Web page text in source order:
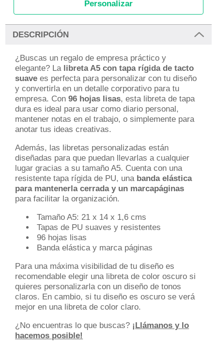
Personalizar
DESCRIPCIÓN
¿Buscas un regalo de empresa práctico y
elegante? Lalibreta A5 con tapa rígida de tacto
suave es perfecta para personalizar con tu diseño
y convertirla en un detalle corporativo para tu
empresa. Con96 hojas lisas, esta libreta de tapa
dura es ideal para usar como diario personal,
mantener notas en el trabajo, o simplemente para
anotar tus ideas creativas.
Además, las libretas personalizadas están
diseñadas para que puedan llevarlas a cualquier
lugar gracias a su tamaño A5. Cuenta con una
resistente tapa rígida de PU, unabanda elástica
para mantenerla cerrada y un marcapáginas
para facilitar la organización.
Tamaño A5: 21 x 14 x 1,6 cms
Tapas de PU suaves y resistentes
96 hojas lisas
Banda elástica y marca páginas
Para una máxima visibilidad de tu diseño es
recomendable elegir una libreta de color oscuro si
quieres personalizarla con un diseño de tonos
claros. En cambio, si tu diseño es oscuro se verá
mejor en una libreta de color claro.
¿No encuentras lo que buscas? ¡Llámanos y lo
hacemos posible!